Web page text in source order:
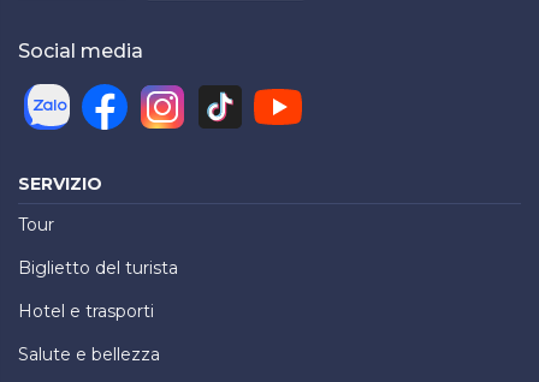
Social media
SERVIZIO
Tour
Biglietto del turista
Hotel e trasporti
Salute e bellezza